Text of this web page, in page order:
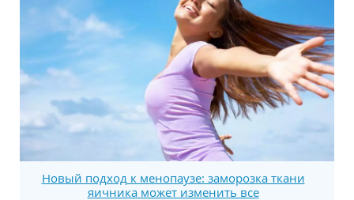
Новый подход к менопаузе: заморозка ткани
яичника может изменить все